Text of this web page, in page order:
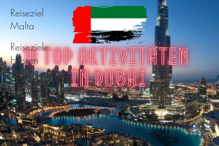
Reiseziel
Malta
Reiseziele
Hessen
Reiseziele
Rumänien
Reiseziel
Spanien